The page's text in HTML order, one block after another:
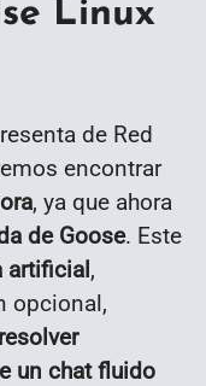
Linux
de Red
encontrar
, ya que ahora
de Goose. Este
artificial,
opcional,
un chat fluido